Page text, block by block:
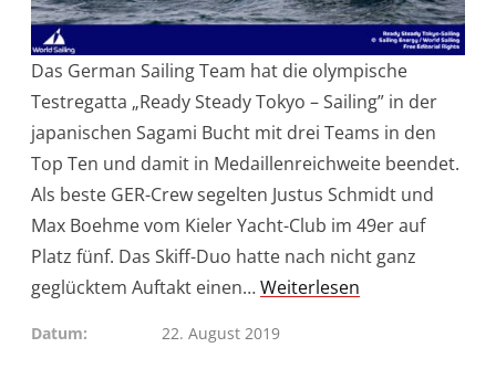
Das German Sailing Team hat die olympische
Testregatta „Ready Steady Tokyo – Sailing” in der
japanischen Sagami Bucht mit drei Teams in den
Top Ten und damit in Medaillenreichweite beendet.
Als beste GER-Crew segelten Justus Schmidt und
Max Boehme vom Kieler Yacht-Club im 49er auf
Platz fünf. Das Skiff-Duo hatte nach nicht ganz
geglücktem Auftakt einen…Weiterlesen
Datum 22. August 2019